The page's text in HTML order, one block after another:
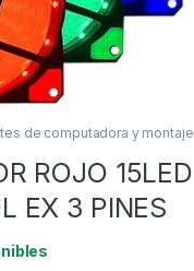
de computadora y montaje
ROJO 15LED
EX 3 PINES